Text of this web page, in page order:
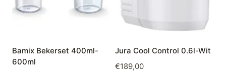
Bamix Bekerset 400ml-
600ml
Jura Cool Control 0.6l-Wit
€189,00